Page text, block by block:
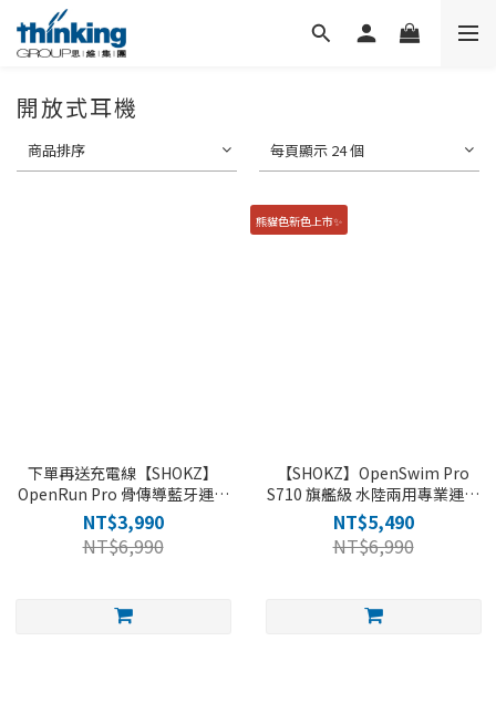
開放式耳機
商品排序 每頁顯示 24 個
下單再送充電線【SHOKZ】
OpenRun Pro 骨傳導藍牙運動
耳機 S810（四色）
NT$3,990
NT$6,990
熊貓色新色上市✨
【SHOKZ】OpenSwim Pro
S710 旗艦級 水陸兩用專業運動
耳機（三色)
NT$5,490
NT$6,990